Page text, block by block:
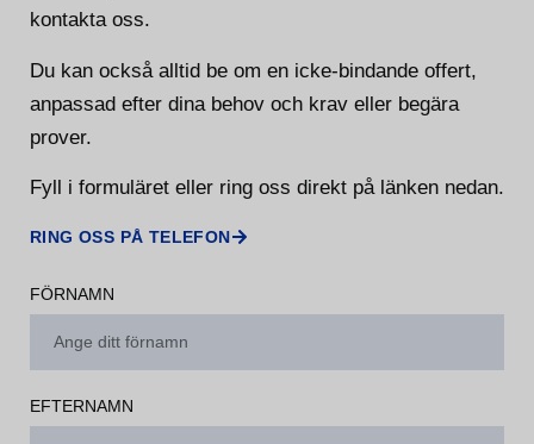
kontakta oss.
Du kan också alltid be om en icke-bindande offert,
anpassad efter dina behov och krav eller begära
prover.
Fyll i formuläret eller ring oss direkt på länken nedan.
RING OSS PÅ TELEFON
FÖRNAMN
EFTERNAMN